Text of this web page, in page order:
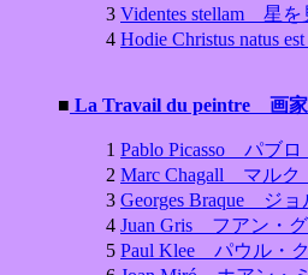
3 Videntes stellam 星を
4 Hodie Christus natus
■ La Travail du peintre 画
1 Pablo Picasso パブロ
2 Marc Chagall マルク
3 Georges Braque ジ
4 Juan Gris フアン・
5 Paul Klee パウル・